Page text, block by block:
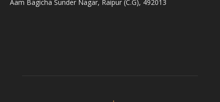
Aam Bagicha Sunder Nagar, Raipur (C.G), 492013